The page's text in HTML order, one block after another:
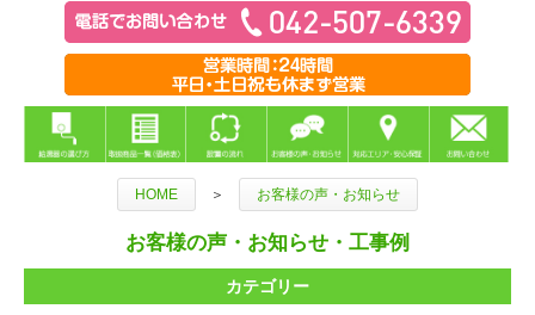
HOME ＞ お客様の声・お知らせ
お客様の声・お知らせ・工事例
カテゴリー